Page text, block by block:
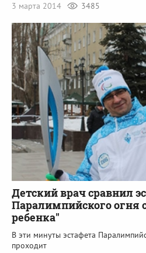
3 марта 2014
3485
Детский врач сравнил
Паралимпийского огня
ребенка"
В эти минуты эстафета
проходит